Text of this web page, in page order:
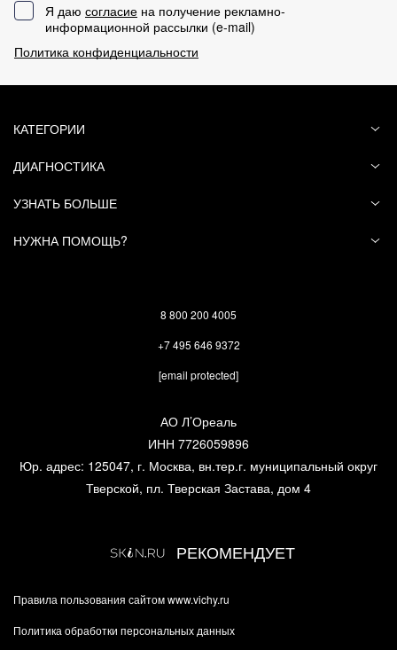
Я даю согласие на получение рекламно-
информационной рассылки (e-mail)
Политика конфиденциальности
8 800 200 4005
+7 495 646 9372
[email protected]
АО Л’Ореаль
ИНН 7726059896
Юр. адрес: 125047, г. Москва, вн.тер.г. муниципальный округ
Тверской, пл. Тверская Застава, дом 4
РЕКОМЕНДУЕТ
КАТЕГОРИИ
ДИАГНОСТИКА
УЗНАТЬ БОЛЬШЕ
НУЖНА ПОМОЩЬ?
Правила пользования сайтом www.vichy.ru
Политика обработки персональных данных